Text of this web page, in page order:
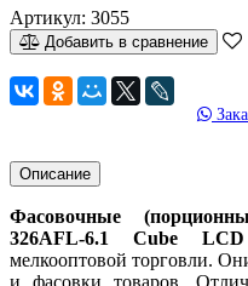
Артикул: 3055
Добавить в сравнение
Описание
Фасовочные
326AFL-6.1 Cube LCD
мелкооптовой торговли.
и фасовки товаров.